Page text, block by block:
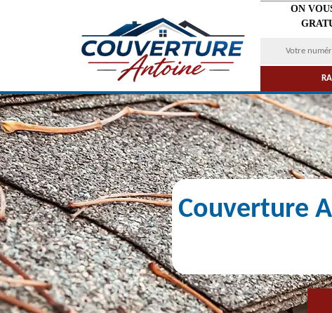
ON
Couverture